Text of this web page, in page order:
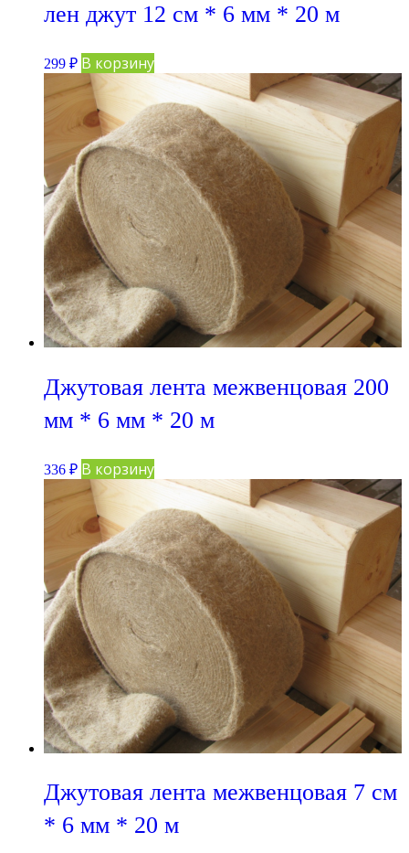
лен джут 12 см * 6 мм * 20 м
299 ₽ В корзину
Джутовая лента межвенцовая 200
мм * 6 мм * 20 м
336 ₽ В корзину
Джутовая лента межвенцовая 7 см
* 6 мм * 20 м